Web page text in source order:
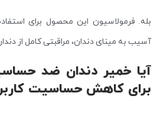
بله. فرمولاسیون این محصول برای
آسیب به مینای دندان، مراقبتی کامل از
آیا خمیر دندان ضد
برای کاهش حساسیت